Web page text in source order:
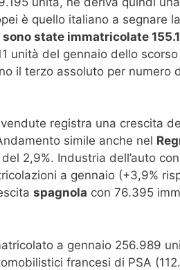
è quello italiano a segnare
state immatricolate
unità del gennaio dello
il terzo assoluto per numero
registra una crescita
simile anche nel
2,9%. Industria dell’auto
a gennaio (+3,9%
spagnola con 76.395
a gennaio 256.989
francesi di PSA